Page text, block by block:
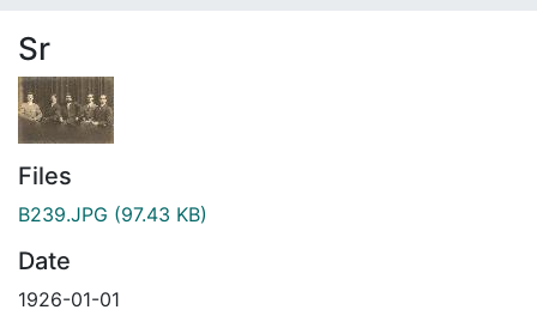
Sr
Files
B239.JPG (97.43 KB)
Date
1926-01-01